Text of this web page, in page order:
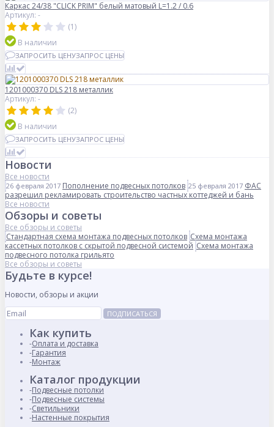
Каркас 24/38 "CLICK PRIM" белый матовый L=1.2 / 0.6
Артикул: -
(1)
В наличии
ЗАПРОСИТЬ ЦЕНУЗАПРОС ЦЕНЫ
1201000370 DLS 218 металлик
Артикул: -
(2)
В наличии
ЗАПРОСИТЬ ЦЕНУЗАПРОС ЦЕНЫ
Новости
Все новости
26 февраля 2017 Пополнение подвесных потолков 25 февраля 2017 ФАС
разрешил рекламировать строительство частных коттеджей и бань
Все новости
Обзоры и советы
Все обзоры и советы
Стандартная схема монтажа подвесных потолков Схема монтажа
кассетных потолков с скрытой подвесной системой Схема монтажа
подвесного потолка грильято
Все обзоры и советы
Будьте в курсе!
Новости, обзоры и акции
ПОДПИСАТЬСЯ
Как купить
Оплата и доставка
Гарантия
Монтаж
Каталог продукции
Подвесные потолки
Подвесные системы
Светильники
Настенные покрытия